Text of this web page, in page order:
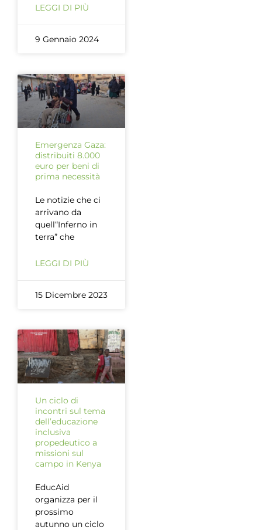
LEGGI DI PIÙ
9 Gennaio 2024
Emergenza Gaza:
distribuiti 8.000
euro per beni di
prima necessità
Le notizie che ci
arrivano da
quell“Inferno in
terra” che
LEGGI DI PIÙ
15 Dicembre 2023
Un ciclo di
incontri sul tema
dell’educazione
inclusiva
propedeutico a
missioni sul
campo in Kenya
EducAid
organizza per il
prossimo
autunno un ciclo